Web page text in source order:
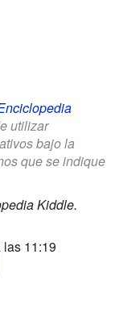
utilizar
bajo la
que se indique
Kiddle.
11:19